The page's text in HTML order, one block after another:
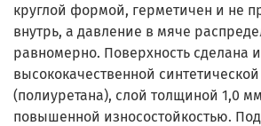
круглой формой, герметичен и не
внутрь, а давление в мяче
равномерно. Поверхность сделана
высококачественной
(полиуретана), слой толщиной 1,0
повышенной износостойкостью.